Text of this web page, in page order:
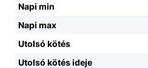
Napi min
Napi max
Utolsó kötés
Utolsó kötés ideje